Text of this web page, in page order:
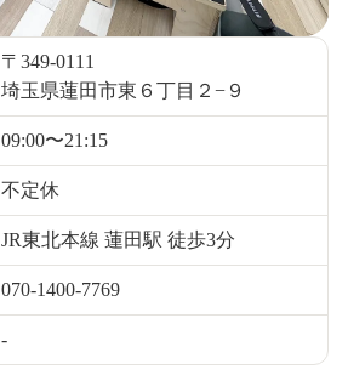
〒349-0111
埼玉県蓮田市東６丁目２−９
09:00〜21:15
不定休
JR東北本線 蓮田駅 徒歩3分
070-1400-7769
-